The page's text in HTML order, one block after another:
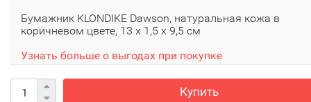
Бумажник KLONDIKE Dawson, натуральная кожа в
коричневом цвете, 13 х 1,5 х 9,5 см
Узнать больше о выгодах при покупке
Купить